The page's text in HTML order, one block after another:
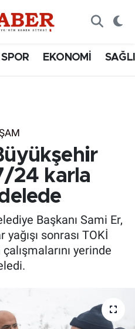
SPOR EKONOMİ
24 karla
Başkanı Sami Er,
sonrası TOKİ
yerinde